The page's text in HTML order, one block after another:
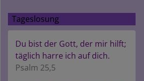
Tageslosung
Du bist der Gott, der mir hilft;
täglich harre ich auf dich.
Psalm 25,5